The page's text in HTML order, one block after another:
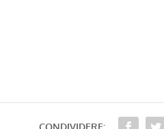
CONDIVIDERE: